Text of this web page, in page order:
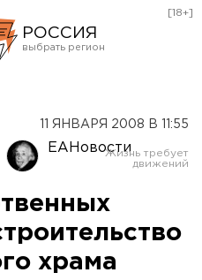
РОССИЯ
Оренбург
[18+]
11 ЯНВАРЯ 2008 В 11:55
ЕАНовости
храма